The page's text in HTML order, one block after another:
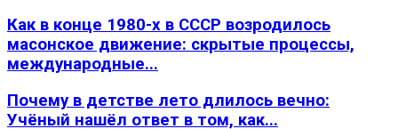
Как в конце 1980-х в СССР возродилось
масонское движение: скрытые процессы,
международные...
Почему в детстве лето длилось вечно:
Учёный нашёл ответ в том, как...